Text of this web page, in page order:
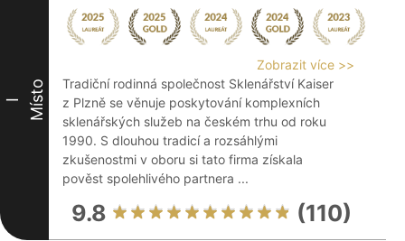
I Místo
Zobrazit více >>
Tradiční rodinná společnost Sklenářství Kaiser
z Plzně se věnuje poskytování komplexních
sklenářských služeb na českém trhu od roku
1990. S dlouhou tradicí a rozsáhlými
zkušenostmi v oboru si tato firma získala
pověst spolehlivého partnera ...
9.8 (110)